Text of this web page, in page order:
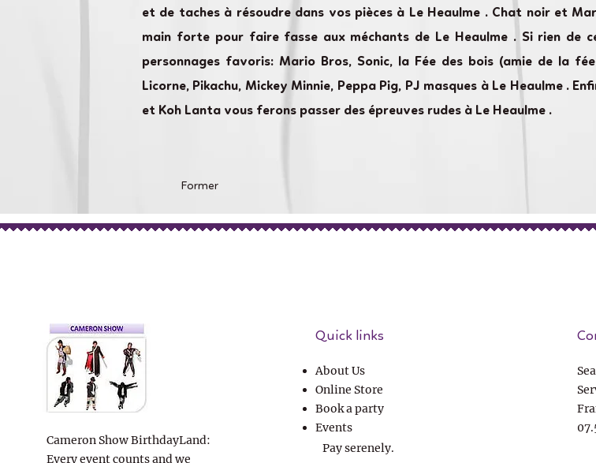
et de taches à résoudre dans vos pièces à Le Heaulme . Chat noir et
main forte pour faire fasse aux méchants de Le Heaulme . Si rien de
personnages favoris: Mario Bros, Sonic, la Fée des bois (amie de la
Licorne, Pikachu, Mickey Minnie, Peppa Pig, PJ masques à Le Heaulme .
et Koh Lanta vous ferons passer des épreuves rudes à Le Heaulme .
Former
Cameron Show BirthdayLand:
Every event counts and we
Quick links
About Us
Online Store
Book a party
Events
Pay serenely.